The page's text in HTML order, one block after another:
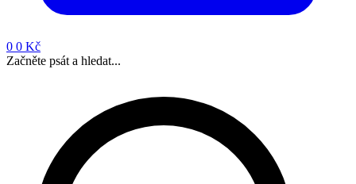
0 0 Kč
Začněte psát a hledat...